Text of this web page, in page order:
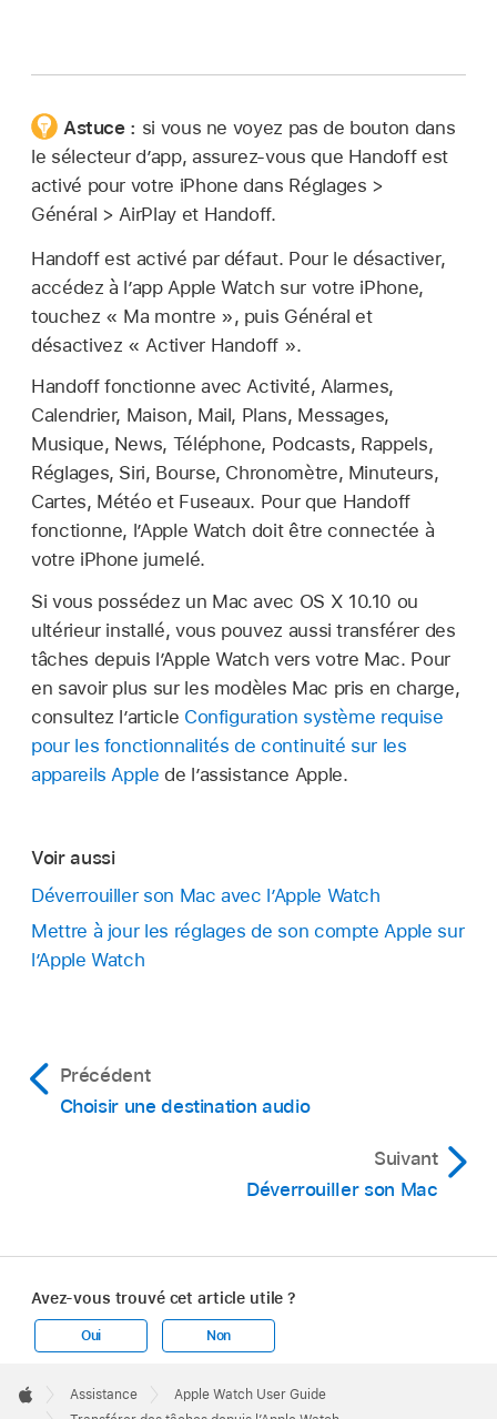
Astuce : si vous ne voyez pas de bouton dans
le sélecteur d’app, assurez-vous que Handoff est
activé pour votre iPhone dans Réglages >
Général > AirPlay et Handoff.
Handoff est activé par défaut. Pour le désactiver,
accédez à l’app Apple Watch sur votre iPhone,
touchez « Ma montre », puis Général et
désactivez « Activer Handoff ».
Handoff fonctionne avec Activité, Alarmes,
Calendrier, Maison, Mail, Plans, Messages,
Musique, News, Téléphone, Podcasts, Rappels,
Réglages, Siri, Bourse, Chronomètre, Minuteurs,
Cartes, Météo et Fuseaux. Pour que Handoff
fonctionne, l’Apple Watch doit être connectée à
votre iPhone jumelé.
Si vous possédez un Mac avec OS X 10.10 ou
ultérieur installé, vous pouvez aussi transférer des
tâches depuis l’Apple Watch vers votre Mac. Pour
en savoir plus sur les modèles Mac pris en charge,
consultez l’article Configuration système requise
pour les fonctionnalités de continuité sur les
appareils Apple de l’assistance Apple.
Voir aussi
Déverrouiller son Mac avec l’Apple Watch
Mettre à jour les réglages de son compte Apple sur
l’Apple Watch
Précédent
Choisir une destination audio
Suivant
Déverrouiller son Mac
Avez-vous trouvé cet article utile ?
Oui Non
Footer

Apple
Assistance
Apple Watch User Guide